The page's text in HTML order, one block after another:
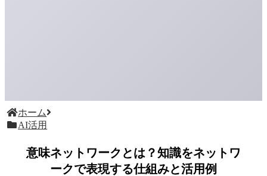
ホーム
AI活用
意味ネットワークとは？知識をネットワ
ークで表現する仕組みと活用例